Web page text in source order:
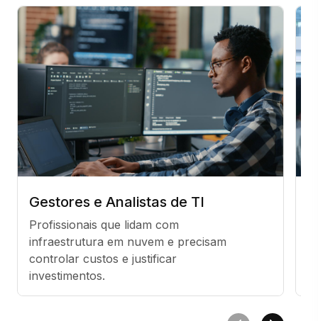
Gestores e Analistas de TI
Profissionais que lidam com
infraestrutura em nuvem e precisam
controlar custos e justificar
investimentos.